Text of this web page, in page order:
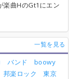
曲HのGt1にエン
一覧を見る
バンド
boowy
邦楽ロック
東京